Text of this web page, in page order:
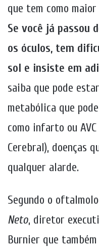
que tem como
Se você já passou
os óculos, tem
sol e insiste em
saiba que pode
metabólica que
como infarto ou
Cerebral), doenças
qualquer alarde.
Segundo o
Neto, diretor
Burnier que também